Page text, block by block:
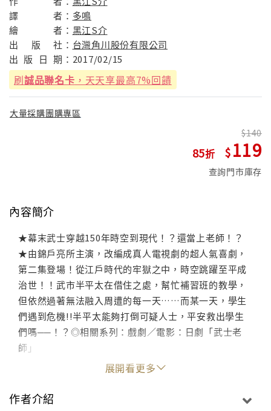
譯
者： 多鳴
繪
者： 黑江S介
出
版 社： 台灣角川股份有限公司
出 版 日 期： 2017/02/15
刷誠品聯名卡 ，天天享最高7%回饋
大量採購團購專區
85
140
119
查詢門市庫存
內容簡介
★幕末武士穿越150年時空到現代！？還當上老師！？
★由錦戶亮所主演，改編成真人電視劇的超人氣喜劇，
第二集登場！從江戶時代的牢獄之中，時空跳躍至平成
治世！！武市半平太在借住之處，幫忙補習班的教學，
但依然過著無法融入周遭的每一天……而某一天，學生
們遇到危機!!半平太能夠打倒可疑人士，平安救出學生
們嗎──！？◎相關系列：戲劇／電影：日劇「武士老
師」
展開看更多
作者介紹